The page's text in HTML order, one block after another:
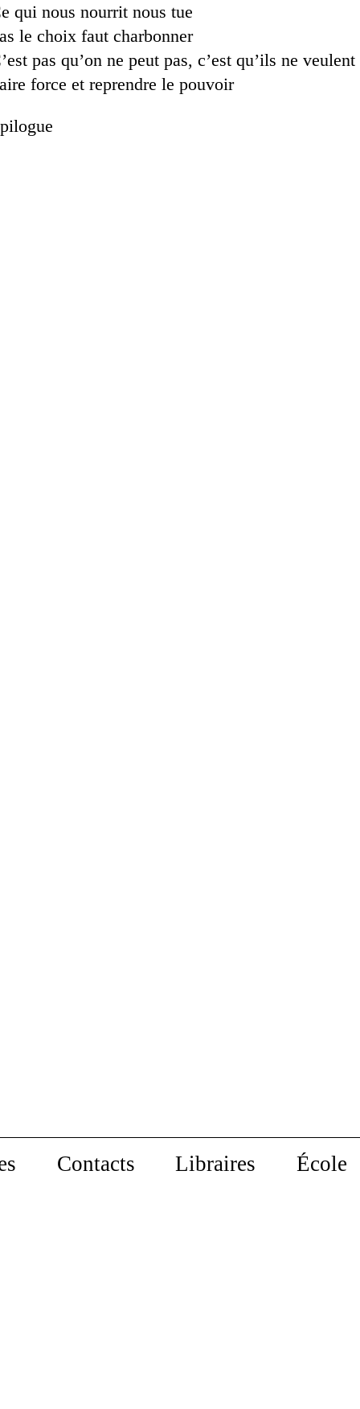
Contacts Libraires École
qui nous nourrit nous tue
le choix faut charbonner
pas qu’on ne peut pas, c’est qu’ils ne veulent
force et reprendre le pouvoir